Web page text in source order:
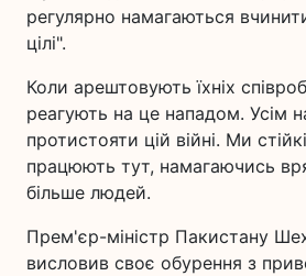
регулярно намагаються
цілі".
Коли арештовують їхніх
реагують на це нападом. Усім
протистояти цій війні. Ми
працюють тут, намагаючись
більше людей.
Прем'єр-міністр Пакистану
висловив своє обурення з